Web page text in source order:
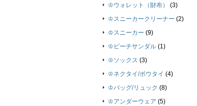
♔ウォレット（財布）
(3)
♔スニーカークリーナー (2)
♔スニーカー (9)
♔ビーチサンダル (1)
♔ソックス (3)
♔ネクタイ/ボウタイ (4)
♔バッグ/リュック (8)
♔アンダーウェア (5)